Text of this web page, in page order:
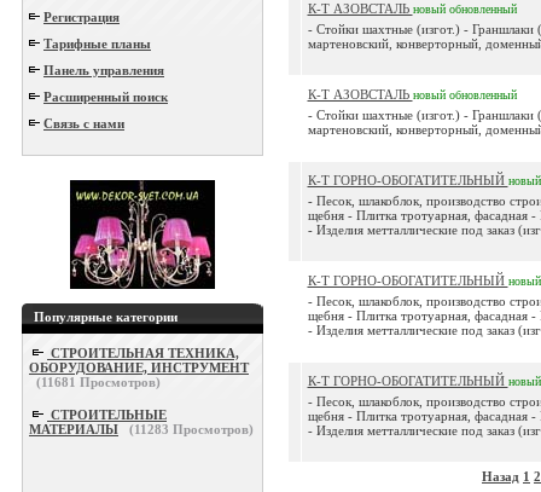
Регистрация
Тарифные планы
Панель управления
Расширенный поиск
Связь с нами
Популярные категории
СТРОИТЕЛЬНАЯ ТЕХНИКА,
ОБОРУДОВАНИЕ, ИНСТРУМЕНТ
(11681 Просмотров)
СТРОИТЕЛЬНЫЕ
МАТЕРИАЛЫ
(11283 Просмотров)
К-Т АЗОВСТАЛЬ новый обновленный
- Стойки шахтные (изгот.) - Граншлаки
мартеновский, конверторный,
К-Т АЗОВСТАЛЬ новый обновленный
- Стойки шахтные (изгот.) - Граншлаки
мартеновский, конверторный,
К-Т ГОРНО-ОБОГАТИТЕЛЬНЫЙ новый
- Песок, шлакоблок, производство
щебня - Плитка тротуарная, фасадная -
- Изделия метталлические под заказ
К-Т ГОРНО-ОБОГАТИТЕЛЬНЫЙ новый
- Песок, шлакоблок, производство
щебня - Плитка тротуарная, фасадная -
- Изделия метталлические под заказ
К-Т ГОРНО-ОБОГАТИТЕЛЬНЫЙ новый
- Песок, шлакоблок, производство
щебня - Плитка тротуарная, фасадная -
- Изделия метталлические под заказ
Назад 1 2